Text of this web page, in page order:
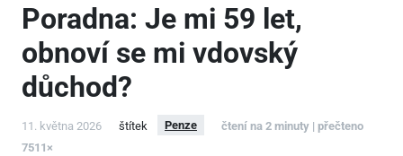
Poradna: Je mi 59 let,
obnoví se mi vdovský
důchod?
11. května 2026 štítek Penze
čtení na 2 minuty | přečteno
7511×